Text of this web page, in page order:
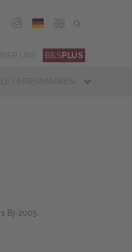
DEU
B&SPLUS
UHRENMARKEN
Bj-2005